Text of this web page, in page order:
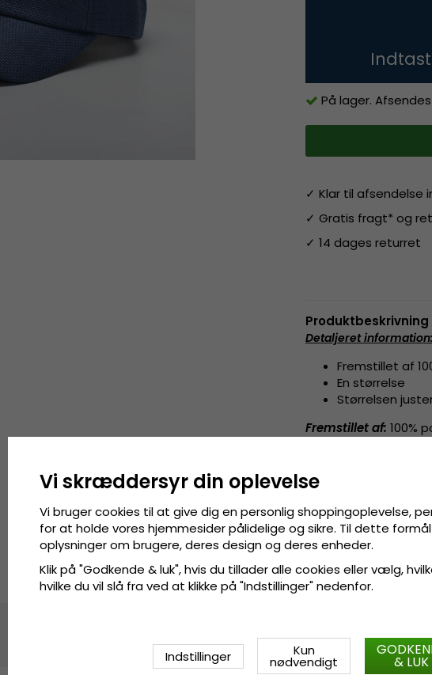
Indtast
På lager.
✓ Klar til afsendelse
✓ Gratis fragt* og
✓ 14 dages returret
Produktbeskrivning
Detaljeret information:
Fremstillet af
En størrelse
Størrelsen
Fremstillet af: 100%
Vi skræddersyr din oplevelse
Vi bruger cookies til at give dig en personlig shoppingoplevelse,
for at holde vores hjemmesider pålidelige og sikre. Til dette
oplysninger om brugere, deres design og deres enheder.
Klik på "Godkende & luk", hvis du tillader alle cookies eller vælg,
hvilke du vil slå fra ved at klikke på "Indstillinger" nedenfor.
Indstillinger Kun
nødvendigt & LUK